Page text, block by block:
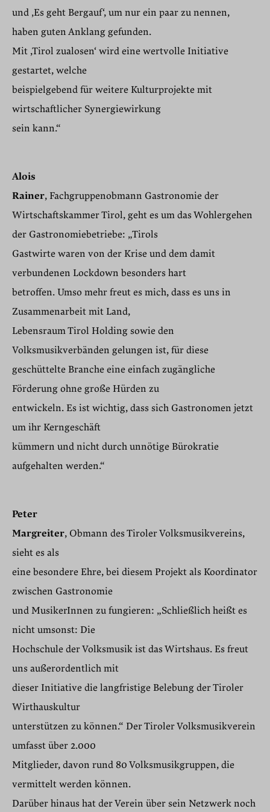
und ‚Es geht Bergauf‘, um nur ein paar zu nennen,
haben guten Anklang gefunden.
Mit ,Tirol zualosen‘ wird eine wertvolle Initiative
gestartet, welche
beispielgebend für weitere Kulturprojekte mit
wirtschaftlicher Synergiewirkung
sein kann.“
Alois
Rainer, Fachgruppenobmann Gastronomie der
Wirtschaftskammer Tirol, geht es um das Wohlergehen
der Gastronomiebetriebe: „Tirols
Gastwirte waren von der Krise und dem damit
verbundenen Lockdown besonders hart
betroffen. Umso mehr freut es mich, dass es uns in
Zusammenarbeit mit Land,
Lebensraum Tirol Holding sowie den
Volksmusikverbänden gelungen ist, für diese
geschüttelte Branche eine einfach zugängliche
Förderung ohne große Hürden zu
entwickeln. Es ist wichtig, dass sich Gastronomen jetzt
um ihr Kerngeschäft
kümmern und nicht durch unnötige Bürokratie
aufgehalten werden.“
Peter
Margreiter, Obmann des Tiroler Volksmusikvereins,
sieht es als
eine besondere Ehre, bei diesem Projekt als Koordinator
zwischen Gastronomie
und MusikerInnen zu fungieren: „Schließlich heißt es
nicht umsonst: Die
Hochschule der Volksmusik ist das Wirtshaus. Es freut
uns außerordentlich mit
dieser Initiative die langfristige Belebung der Tiroler
Wirthauskultur
unterstützen zu können.“ Der Tiroler Volksmusikverein
umfasst über 2.000
Mitglieder, davon rund 80 Volksmusikgruppen, die
vermittelt werden können.
Darüber hinaus hat der Verein über sein Netzwerk noch